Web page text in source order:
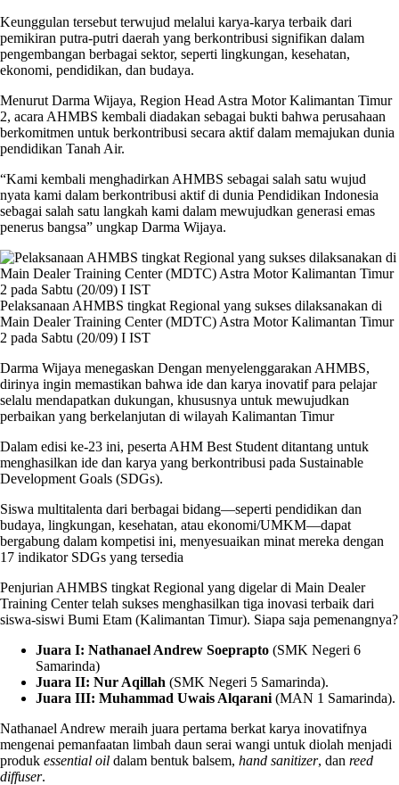
Keunggulan tersebut terwujud melalui karya-karya terbaik dari
pemikiran putra-putri daerah yang berkontribusi signifikan dalam
pengembangan berbagai sektor, seperti lingkungan, kesehatan,
ekonomi, pendidikan, dan budaya.
Menurut Darma Wijaya, Region Head Astra Motor Kalimantan Timur
2, acara AHMBS kembali diadakan sebagai bukti bahwa perusahaan
berkomitmen untuk berkontribusi secara aktif dalam memajukan dunia
pendidikan Tanah Air.
“Kami kembali menghadirkan AHMBS sebagai salah satu wujud
nyata kami dalam berkontribusi aktif di dunia Pendidikan Indonesia
sebagai salah satu langkah kami dalam mewujudkan generasi emas
penerus bangsa” ungkap Darma Wijaya.
Pelaksanaan AHMBS tingkat Regional yang sukses dilaksanakan di
Main Dealer Training Center (MDTC) Astra Motor Kalimantan Timur
2 pada Sabtu (20/09) I IST
Darma Wijaya menegaskan Dengan menyelenggarakan AHMBS,
dirinya ingin memastikan bahwa ide dan karya inovatif para pelajar
selalu mendapatkan dukungan, khususnya untuk mewujudkan
perbaikan yang berkelanjutan di wilayah Kalimantan Timur
Dalam edisi ke-23 ini, peserta AHM Best Student ditantang untuk
menghasilkan ide dan karya yang berkontribusi pada Sustainable
Development Goals (SDGs).
Siswa multitalenta dari berbagai bidang—seperti pendidikan dan
budaya, lingkungan, kesehatan, atau ekonomi/UMKM—dapat
bergabung dalam kompetisi ini, menyesuaikan minat mereka dengan
17 indikator SDGs yang tersedia
Penjurian AHMBS tingkat Regional yang digelar di Main Dealer
Training Center telah sukses menghasilkan tiga inovasi terbaik dari
siswa-siswi Bumi Etam (Kalimantan Timur). Siapa saja pemenangnya?
Juara I: Nathanael Andrew Soeprapto (SMK Negeri 6
Samarinda)
Juara II: Nur Aqillah (SMK Negeri 5 Samarinda).
Juara III: Muhammad Uwais Alqarani (MAN 1 Samarinda).
Nathanael Andrew meraih juara pertama berkat karya inovatifnya
mengenai pemanfaatan limbah daun serai wangi untuk diolah menjadi
produk essential oil dalam bentuk balsem, hand sanitizer, dan reed
diffuser.